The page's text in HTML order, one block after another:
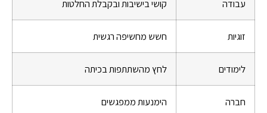
עבודה קושי בישיבות ובקבלת החלטות
זוגיות חשש מחשיפה רגשית
לימודים לחץ מהשתתפות בכיתה
חברה הימנעות ממפגשים